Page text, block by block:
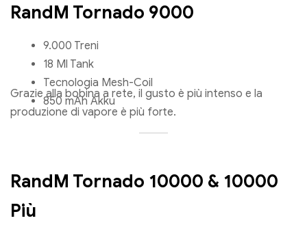
RandM Tornado 9000
9.000 Treni
18 Ml Tank
Tecnologia Mesh-Coil
850 mAh Akku
Grazie alla bobina a rete, il gusto è più intenso e la
produzione di vapore è più forte.
RandM Tornado 10000 & 10000
Più